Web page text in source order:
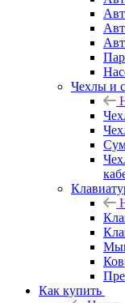
Чехлы и
Как купить